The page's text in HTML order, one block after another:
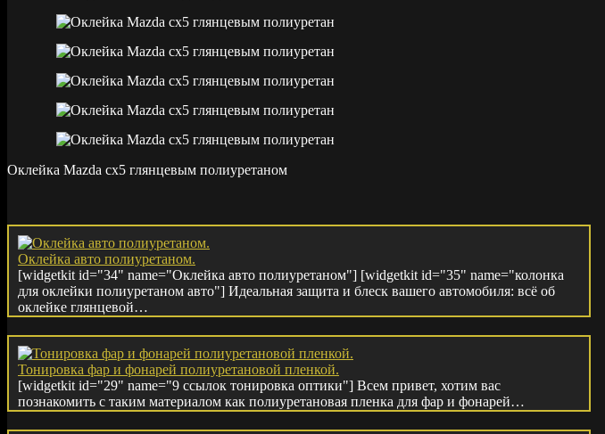
Оклейка Mazda cx5 глянцевым полиуретаном
Оклейка авто полиуретаном.
[widgetkit id="34" name="Оклейка авто полиуретаном"] [widgetkit id="35" name="колонка
для оклейки полиуретаном авто"] Идеальная защита и блеск вашего автомобиля: всё об
оклейке глянцевой…
Тонировка фар и фонарей полиуретановой пленкой.
[widgetkit id="29" name="9 ссылок тонировка оптики"] Всем привет, хотим вас
познакомить с таким материалом как полиуретановая пленка для фар и фонарей…